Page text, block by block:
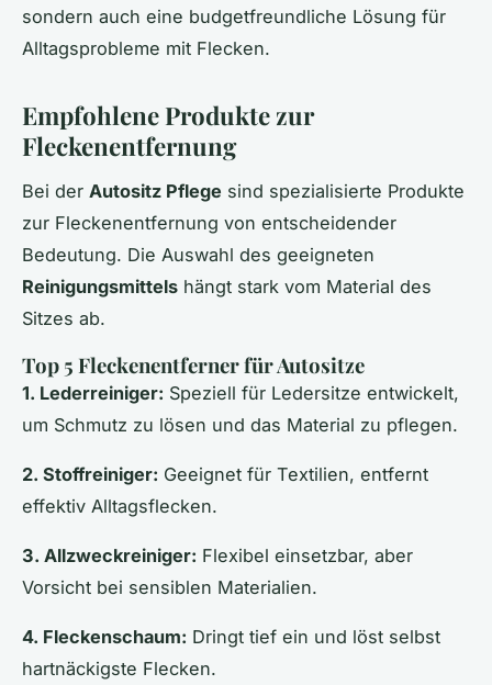
sondern auch eine budgetfreundliche Lösung für
Alltagsprobleme mit Flecken.
Empfohlene Produkte zur
Fleckenentfernung
Bei der Autositz Pflege sind spezialisierte Produkte
zur Fleckenentfernung von entscheidender
Bedeutung. Die Auswahl des geeigneten
Reinigungsmittels hängt stark vom Material des
Sitzes ab.
Top 5 Fleckenentferner für Autositze
1. Lederreiniger: Speziell für Ledersitze entwickelt,
um Schmutz zu lösen und das Material zu pflegen.
2. Stoffreiniger: Geeignet für Textilien, entfernt
effektiv Alltagsflecken.
3. Allzweckreiniger: Flexibel einsetzbar, aber
Vorsicht bei sensiblen Materialien.
4. Fleckenschaum: Dringt tief ein und löst selbst
hartnäckigste Flecken.